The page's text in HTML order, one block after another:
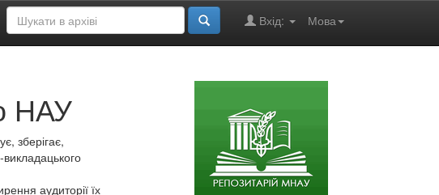
Мова
Вхід:
НАУ
зберігає,
аудиторії їх